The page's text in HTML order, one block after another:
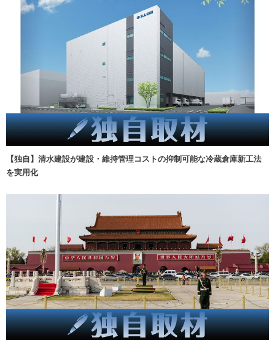
【独自】清水建設が建設・維持管理コストの抑制可能な冷蔵倉庫新工法
を実用化